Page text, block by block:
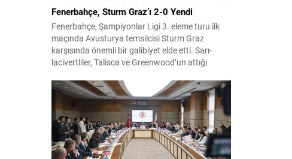
Fenerbahçe, Sturm Graz’ı 2-0 Yendi
Fenerbahçe, Şampiyonlar Ligi 3. eleme turu ilk
maçında Avusturya temsilcisi Sturm Graz
karşısında önemli bir galibiyet elde etti. Sarı-
lacivertliler, Talisca ve Greenwood’un attığı
öncesi avantaj sağladı. Karşılaşma sonrası
takım yönetimi mücadeleyi değerlendirdi ve
gelecek planlarına dair bilgi verdi. Futboldan
sorumlu yönetici Cihan Kamer,...